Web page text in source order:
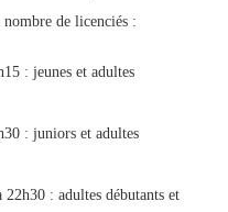
de licenciés :
: jeunes et adultes
: juniors et adultes
: adultes débutants et